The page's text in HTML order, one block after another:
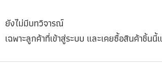
ยังไม่มีบทวิจารณ์
เฉพาะลูกค้าที่เข้าสู่ระบบ และเคยซื้อสินค้าชิ้น